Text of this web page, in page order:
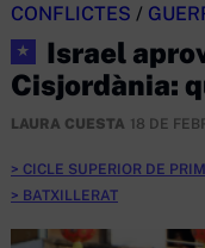
CONFLICTES /
★
Israel
Cisjordània:
LAURA CUESTA 18 DE
CICLE SUPERIOR DE
BATXILLERAT